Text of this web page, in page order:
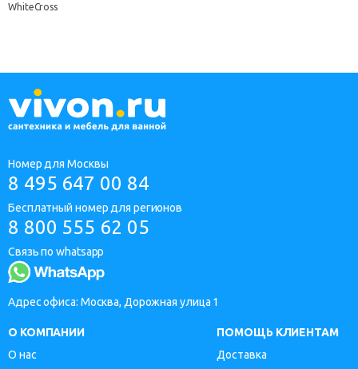
WhiteCross
Номер для Москвы
8 495 647 00 84
Бесплатный номер для регионов
8 800 555 62 05
Связь по whatsapp
Адрес офиса: Москва, Дорожная улица 1
О КОМПАНИИ
О нас
ПОМОЩЬ КЛИЕНТАМ
Доставка